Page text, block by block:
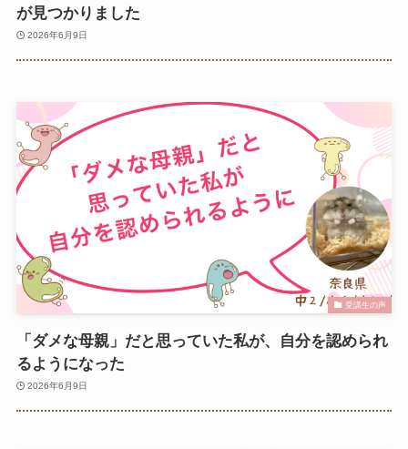
が見つかりました
2026年6月9日
受講生の声
「ダメな母親」だと思っていた私が、自分を認められ
るようになった
2026年6月9日